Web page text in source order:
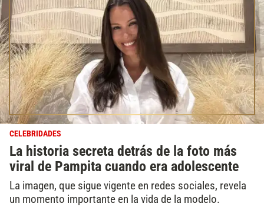
CELEBRIDADES
La historia secreta detrás de la foto más
viral de Pampita cuando era adolescente
La imagen, que sigue vigente en redes sociales, revela
un momento importante en la vida de la modelo.